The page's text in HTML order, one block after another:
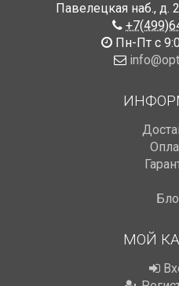
Павелецкая наб., д.
Пн-Пт с
МОЙ